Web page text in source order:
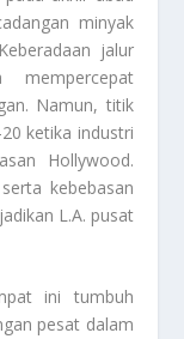
minyak
jalur
Namun, titik
ketika industri
Hollywood.
kebebasan
L.A. pusat
ini tumbuh
pesat dalam